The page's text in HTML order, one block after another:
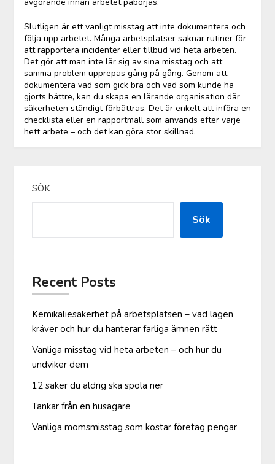
Slutligen är ett vanligt misstag att inte dokumentera och
följa upp arbetet. Många arbetsplatser saknar rutiner för
att rapportera incidenter eller tillbud vid heta arbeten.
Det gör att man inte lär sig av sina misstag och att
samma problem upprepas gång på gång. Genom att
dokumentera vad som gick bra och vad som kunde ha
gjorts bättre, kan du skapa en lärande organisation där
säkerheten ständigt förbättras. Det är enkelt att införa en
checklista eller en rapportmall som används efter varje
hett arbete – och det kan göra stor skillnad.
SÖK
Sök
Recent Posts
Kemikaliesäkerhet på arbetsplatsen – vad lagen
kräver och hur du hanterar farliga ämnen rätt
Vanliga misstag vid heta arbeten – och hur du
undviker dem
12 saker du aldrig ska spola ner
Tankar från en husägare
Vanliga moms­misstag som kostar företag pengar